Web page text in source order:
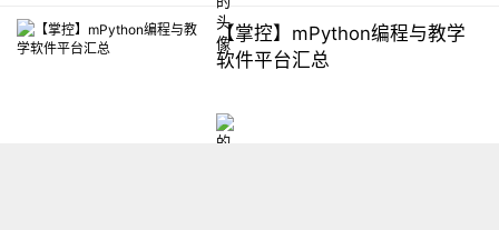
【掌控】mPython编程与教学
软件平台汇总